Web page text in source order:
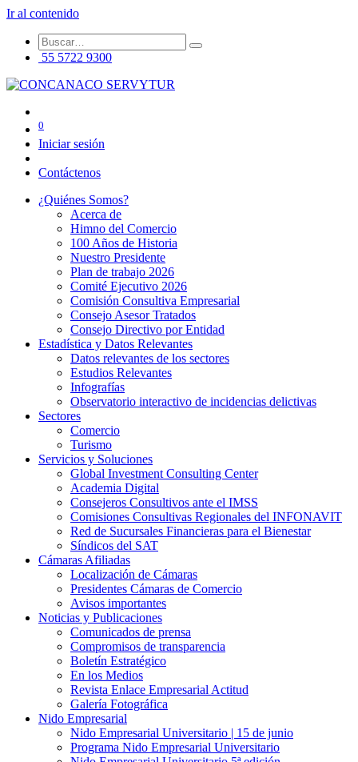
Ir al contenido
55 5722 9300
0
Iniciar sesión
Contáctenos
¿Quiénes Somos?
Acerca de
Himno del Comercio
100 Años de Historia
Nuestro Presidente
Plan de trabajo 2026
Comité Ejecutivo 2026
Comisión Consultiva Empresarial
Consejo Asesor Tratados
Consejo Directivo por Entidad
Estadística y Datos Relevantes
Datos relevantes de los sectores
Estudios Relevantes
Infografías
Observatorio interactivo de incidencias delictivas
Sectores
Comercio
Turismo
Servicios y Soluciones
Global Investment Consulting Center
Academia Digital
Consejeros Consultivos ante el IMSS
Comisiones Consultivas Regionales del INFONAVIT
Red de Sucursales Financieras para el Bienestar
Síndicos del SAT
Cámaras Afiliadas
Localización de Cámaras
Presidentes Cámaras de Comercio
Avisos importantes
Noticias y Publicaciones
Comunicados de prensa
Compromisos de transparencia
Boletín Estratégico
En los Medios
Revista Enlace Empresarial Actitud
Galería Fotográfica
Nido Empresarial
Nido Empresarial Universitario | 15 de junio
Programa Nido Empresarial Universitario